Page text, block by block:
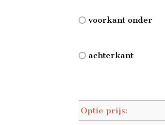
voorkant onder
achterkant
Optie prijs: